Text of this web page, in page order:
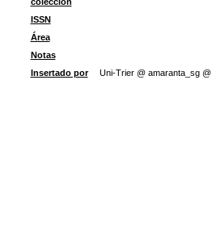
ISSN
Área
Notas
Insertado por
Uni-Trier @ amaranta_sg @